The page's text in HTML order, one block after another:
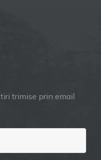
trimise prin email